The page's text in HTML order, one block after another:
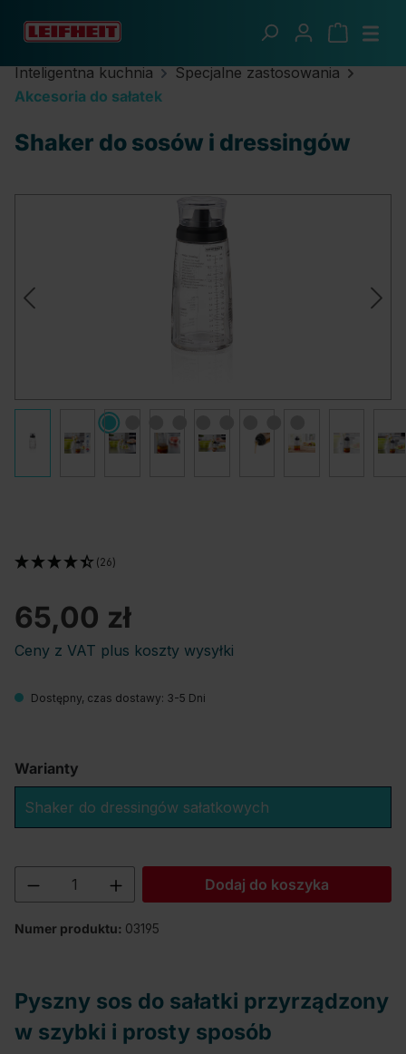
Przejdź do głównej zawartości
Inteligentna kuchnia
Specjalne zastosowania
Akcesoria do sałatek
Shaker do sosów i dressingów
65,00 zł
Ceny z VAT plus koszty wysyłki
(26)
Dostępny, czas dostawy: 3-5 Dni
Warianty
Shaker do dressingów sałatkowych
Ilość produktu: Wprowadź żądaną
Dodaj do koszyka
Numer produktu: 03195
Pyszny sos do sałatki przyrządzony
w szybki i prosty sposób